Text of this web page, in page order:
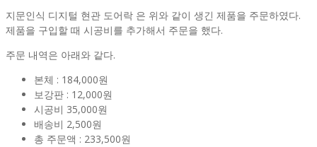
지문인식 디지털 현관 도어락 은 위와 같이 생긴 제품을 주문하였다.
제품을 구입할 때 시공비를 추가해서 주문을 했다.
주문 내역은 아래와 같다.
본체 : 184,000원
보강판 : 12,000원
시공비 35,000원
배송비 2,500원
총 주문액 : 233,500원